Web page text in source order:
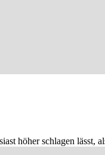
höher schlagen lässt,